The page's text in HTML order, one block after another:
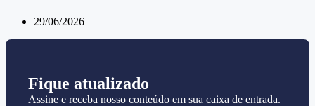
29/06/2026
Fique atualizado
Assine e receba nosso conteúdo em sua caixa de entrada.